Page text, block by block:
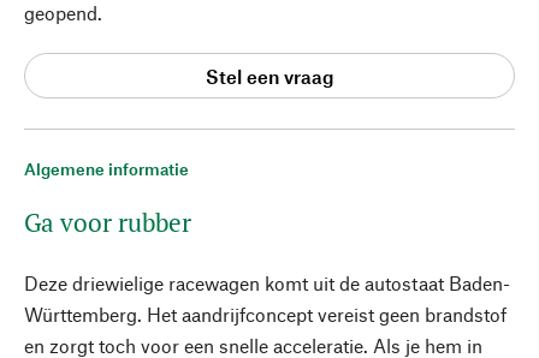
Algemene informatie
Ga voor rubber
Deze driewielige racewagen komt uit de autostaat Baden-
Württemberg. Het aandrijfconcept vereist geen brandstof
en zorgt toch voor een snelle acceleratie. Als je hem in
geopend.
Stel een vraag